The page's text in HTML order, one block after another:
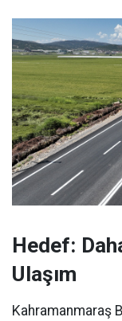
Hedef:
Ulaşım
Kahramanmaraş